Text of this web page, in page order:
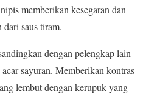
memberikan kesegaran dan
dari saus tiram.
dengan pelengkap lain
sayuran. Memberikan kontras
lembut dengan kerupuk yang